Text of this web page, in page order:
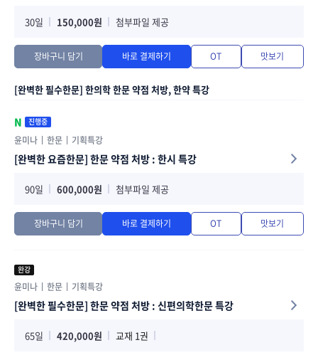
30일 150,000원 첨부파일 제공
장바구니 담기 바로 결제하기 OT 맛보기
[완벽한 필수한문] 한의학 한문 약점 처방, 한약 특강
N 진행중
윤미나 한문 기획특강
[완벽한 요즘한문] 한문 약점 처방 : 한시 특강
90일 600,000원 첨부파일 제공
장바구니 담기 바로 결제하기 OT 맛보기
완강
윤미나 한문 기획특강
[완벽한 필수한문] 한문 약점 처방 : 신편의학한문 특강
65일 420,000원 교재 1권